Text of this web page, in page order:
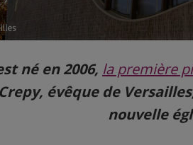
né en 2006, la première
évêque de
nouvelle